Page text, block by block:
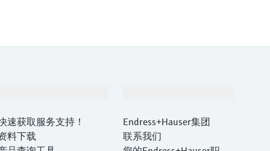
速获取服务支持！
料下载
Endress+Hauser集团
联系我们